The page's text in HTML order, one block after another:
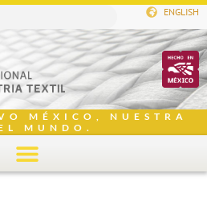
ENGLISH
MÉXICO, NUESTRA
MUNDO.